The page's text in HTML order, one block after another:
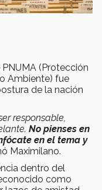
(Protección
Ambiente) fue
de la nación
responsable,
No pienses en
en el tema y
Maximilano.
dentro del
como